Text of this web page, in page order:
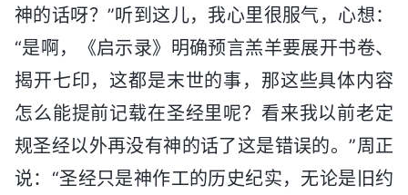
神的话呀？”听到这儿，我心里很服气，心想：
“是啊，《启示录》明确预言羔羊要展开书卷、
揭开七印，这都是末世的事，那这些具体内容
怎么能提前记载在圣经里呢？看来我以前老定
规圣经以外再没有神的话了这是错误的。”周正
说：“圣经只是神作工的历史纪实，无论是旧约